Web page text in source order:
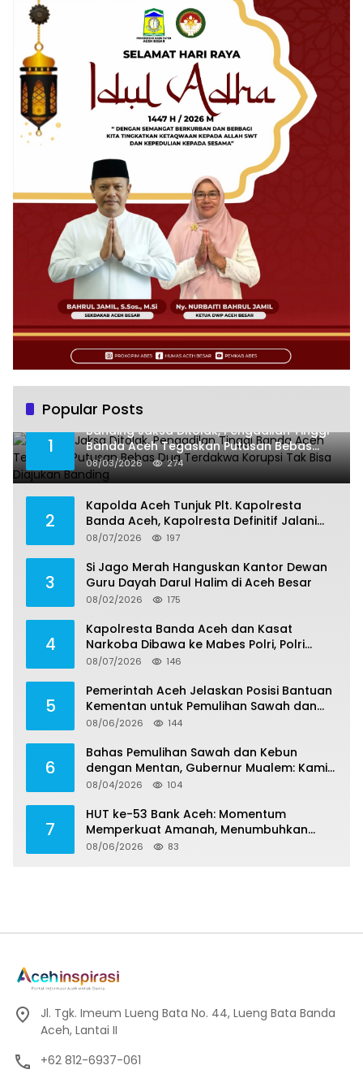
Popular Posts
1
Banding Jaksa Ditolak, Pengadilan Tinggi
Banda Aceh Tegaskan Putusan Bebas
Dua Terdakwa Korupsi Tak Bisa Diajukan
Banding
08/03/2026 274
2
Kapolda Aceh Tunjuk Plt. Kapolresta
Banda Aceh, Kapolresta Definitif Jalani
Pemeriksaan di Mabes Polri
08/07/2026 197
3
Si Jago Merah Hanguskan Kantor Dewan
Guru Dayah Darul Halim di Aceh Besar
08/02/2026 175
4
Kapolresta Banda Aceh dan Kasat
Narkoba Dibawa ke Mabes Polri, Polri
Tegaskan Proses Berjalan Profesional dan
08/07/2026 146
5
Pemerintah Aceh Jelaskan Posisi Bantuan
Kementan untuk Pemulihan Sawah dan
Kebun
08/06/2026 144
6
Bahas Pemulihan Sawah dan Kebun
dengan Mentan, Gubernur Mualem: Kami
Butuh Dukungan Pak Menteri
08/04/2026 104
7
HUT ke-53 Bank Aceh: Momentum
Memperkuat Amanah, Menumbuhkan
Keberkahan Bagi Aceh
08/06/2026 83
Jl. Tgk. Imeum Lueng Bata No. 44, Lueng Bata Banda
Aceh, Lantai II
+62 812-6937-061